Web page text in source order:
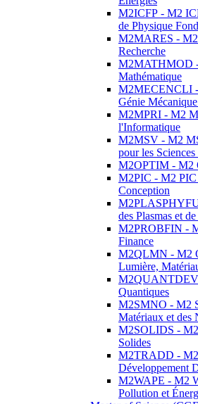
M2ICFP - M2
de Physique
M2MARES - M2
Recherche
M2MATHMOD
Mathématique
M2MECENCLI
Génie
M2MPRI - M2
l'Informatique
M2MSV - M2
pour les
M2OPTIM - M2
M2PIC - M2 PIC
Conception
des Plasmas et
M2PROBFIN -
Finance
M2QLMN - M2
Lumière,
Quantiques
M2SMNO - M2
Matériaux et des
M2SOLIDS -
Solides
M2TRADD - M2
Développement
M2WAPE - M2
Pollution et